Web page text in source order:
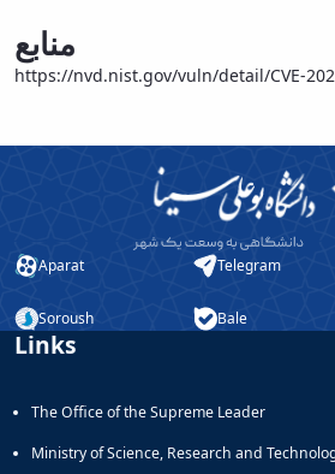
منابع
https://nvd.nist.gov/vuln/detail/CVE-
Aparat Telegram
Soroush Bale
Links
The Office of the Supreme Leader
Ministry of Science, Research and